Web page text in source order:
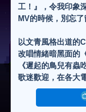
工！』，令我印象
MV的時候，別忘了
以文青風格出道的
改唱情緒暗黑面的
《遲起的鳥兒有蟲
歌迷歡迎，在各大